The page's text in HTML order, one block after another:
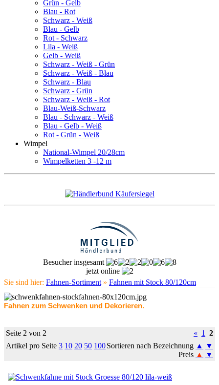
Grün - Gelb
Blau - Rot
Schwarz - Weiß
Blau - Gelb
Rot - Schwarz
Lila - Weiß
Gelb - Weiß
Schwarz - Weiß - Grün
Schwarz - Weiß - Blau
Schwarz - Blau
Schwarz - Grün
Schwarz - Weiß - Rot
Blau-Weiß-Schwarz
Blau - Schwarz - Weiß
Blau - Gelb - Weiß
Rot - Grün - Weiß
Wimpel
National-Wimpel 20/28cm
Wimpelketten 3 -12 m
Besucher insgesamt
jetzt online
Sie sind hier: Fahnen-Sortiment » Fahnen mit Stock 80/120cm
Fahnen zum Schwenken und Dekorieren.
Seite 2 von 2 « 1
2
Artikel pro Seite 3 10 20 50 100Sortieren nach Bezeichnung ▲
▼
Preis ▲ ▼